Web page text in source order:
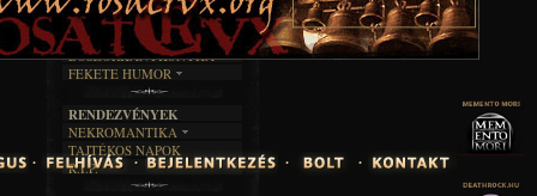
ZENE
EGYÜTTESEK
INTERJÚK
FORDÍTÁSOK
DALSZÖVEGEK
ÍRÁSOK
IRODALOM
FILM
ÍRÁSTÖRTÉNET
BOSZORKÁNYKONYHA
FEKETE HUMOR
SZÖVEGES
RENDEZVÉNYEK
NEKROMANTIKA
AKTUÁLIS
A MÚLT
TAJTÉKOS NAPOK
R.I.P.